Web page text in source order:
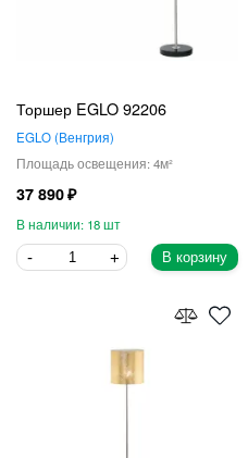
Торшер EGLO 92206
EGLO Венгрия
4
37 890
18
В корзину